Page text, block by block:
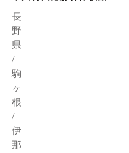
長
野
県
/
駒
ヶ
根
/
伊
那